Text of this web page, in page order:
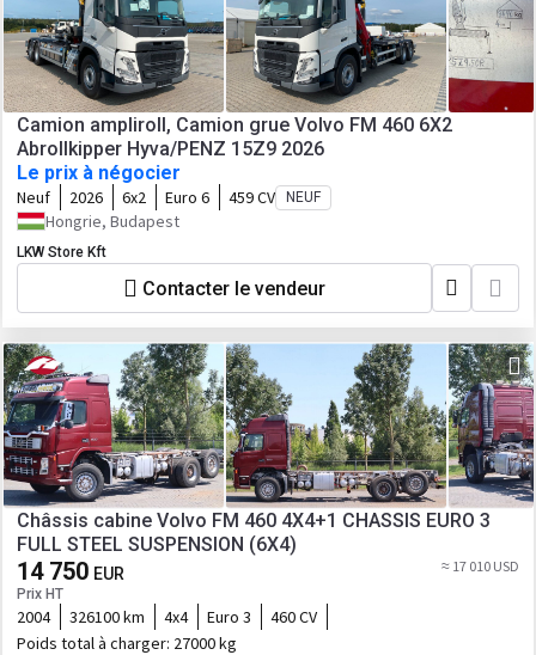
Camion ampliroll, Camion grue Volvo FM 460 6X2
Abrollkipper Hyva/PENZ 15Z9 2026
Le prix à négocier
Neuf 2026 6x2 Euro 6 459 CV NEUF
Hongrie, Budapest
LKW Store Kft
Contacter le vendeur
Châssis cabine Volvo FM 460 4X4+1 CHASSIS EURO 3
FULL STEEL SUSPENSION (6X4)
14 750 EUR
Prix HT
≈ 17 010 USD
2004 326100 km 4x4 Euro 3
460 CV
Poids total à charger: 27000 kg